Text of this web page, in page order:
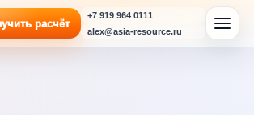
расчёт
+7 919 964 0111
alex@asia-resource.ru